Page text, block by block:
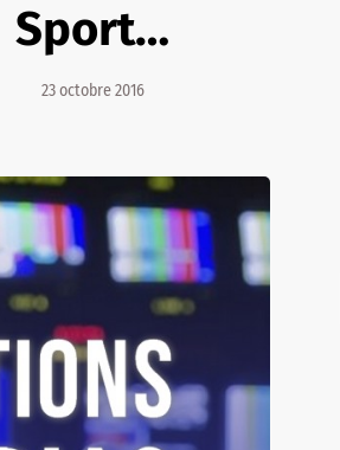
Sport…
23 octobre 2016